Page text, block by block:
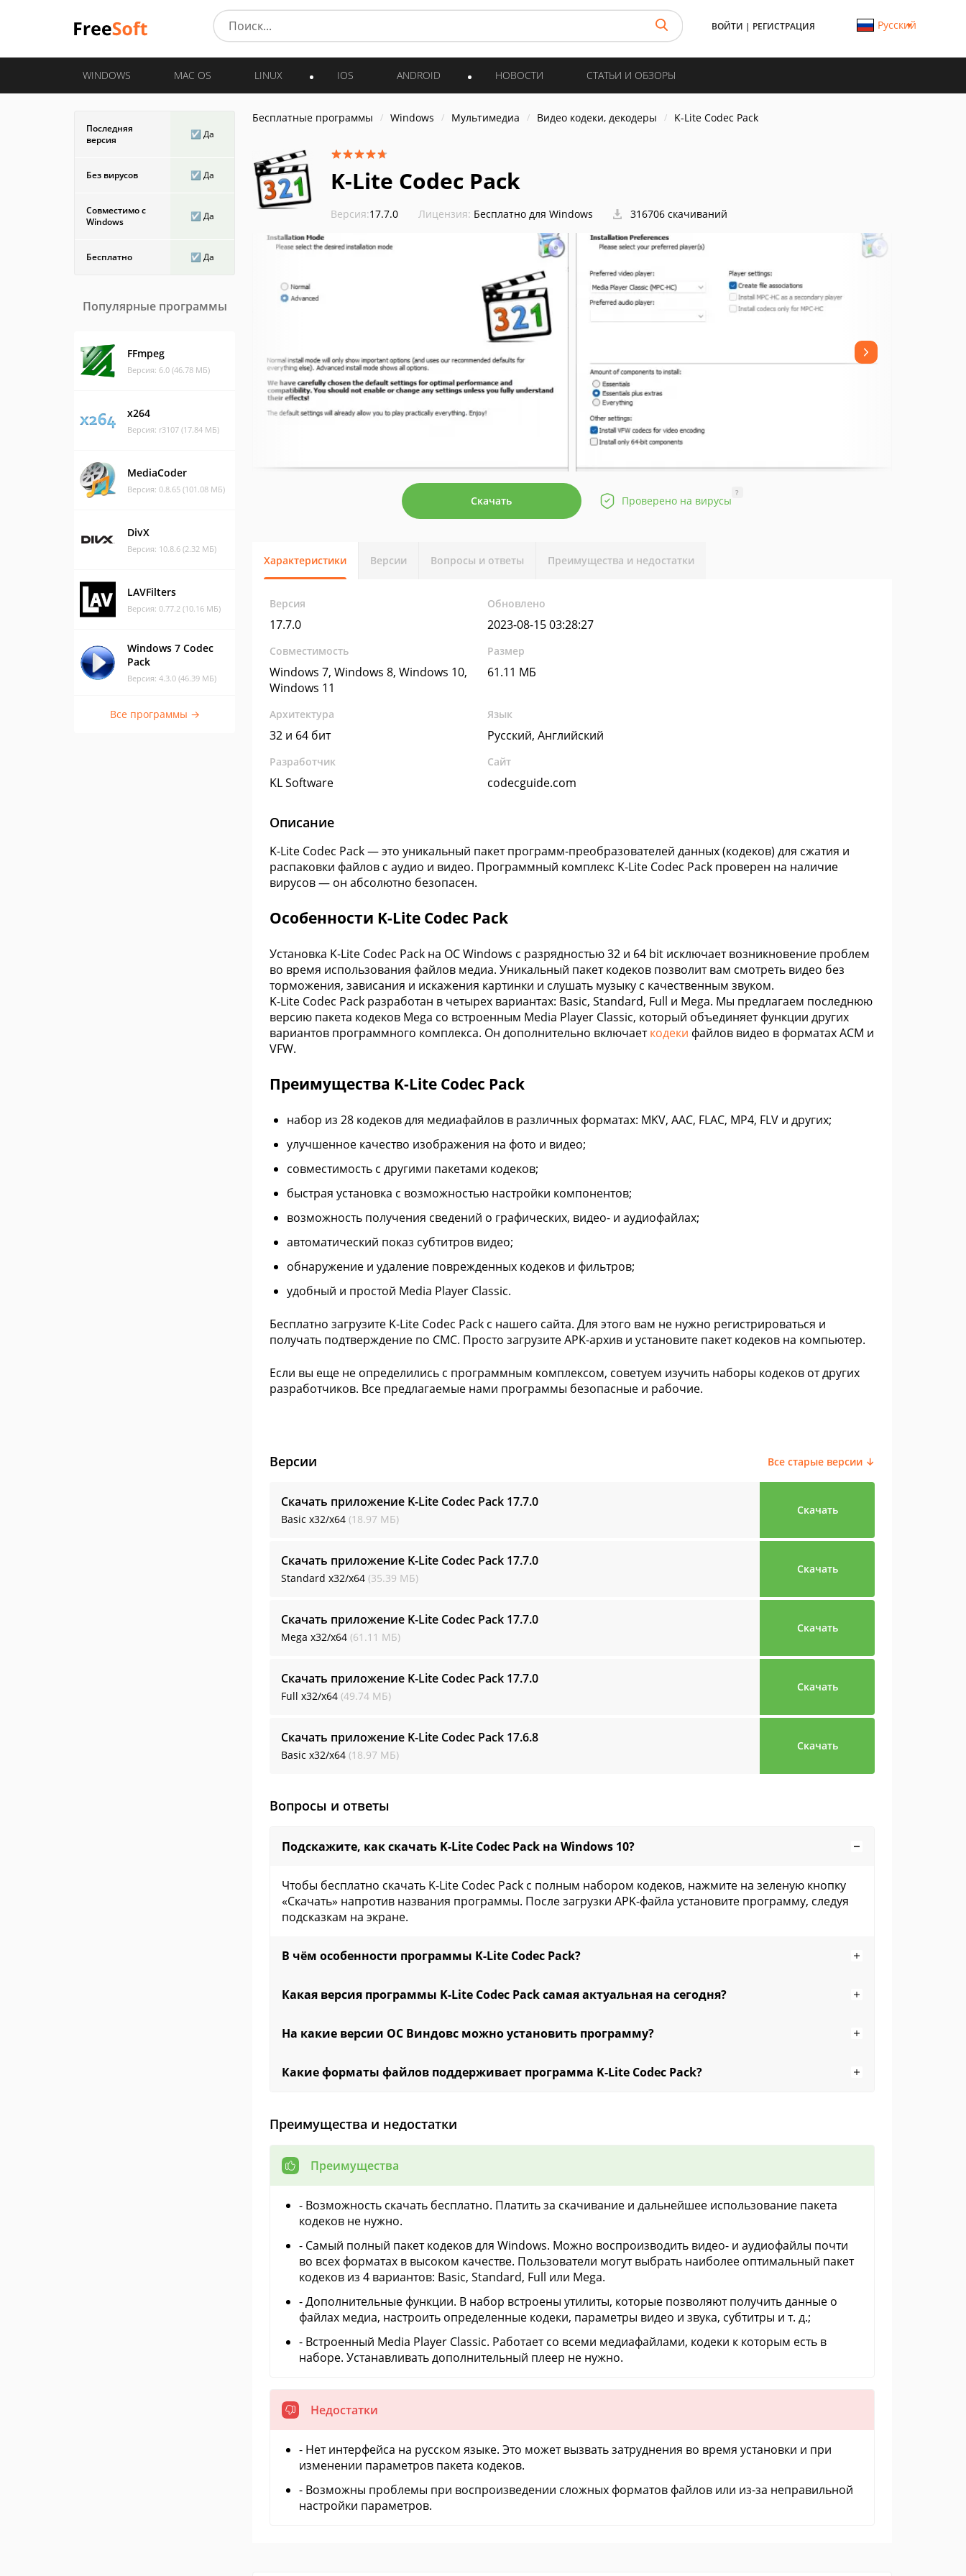
ВОЙТИ | РЕГИСТРАЦИЯ Русский
WINDOWS MAC OS LINUX IOS ANDROID НОВОСТИ СТАТЬИ И ОБЗОРЫ
Последняя
версия
☑️ Да
Без вирусов ☑️ Да
Совместимо с
Windows
☑️ Да
Бесплатно ☑️ Да
Популярные программы
FFmpeg
Версия: 6.0 (46.78 МБ)
x264
Версия: r3107 (17.84 МБ)
MediaCoder
Версия: 0.8.65 (101.08 МБ)
DivX
Версия: 10.8.6 (2.32 МБ)
LAVFilters
Версия: 0.77.2 (10.16 МБ)
Windows 7 Codec
Pack
Версия: 4.3.0 (46.39 МБ)
Все программы →
Бесплатные программы Windows Мультимедиа Видео кодеки, декодеры K-Lite Codec Pack
K-Lite Codec Pack
Версия:17.7.0 Лицензия: Бесплатно для Windows 316706 скачиваний
Скачать Проверено на вирусы
?
Характеристики Версии Вопросы и ответы Преимущества и недостатки
Версия
17.7.0
Обновлено
2023-08-15 03:28:27
Совместимость
Windows 7, Windows 8, Windows 10,
Windows 11
Размер
61.11 МБ
Архитектура
32 и 64 бит
Язык
Русский, Английский
Разработчик
KL Software
Сайт
codecguide.com
Описание
K-Lite Codec Pack — это уникальный пакет программ-преобразователей данных (кодеков) для сжатия и
распаковки файлов с аудио и видео. Программный комплекс K-Lite Codec Pack проверен на наличие
вирусов — он абсолютно безопасен.
Особенности K-Lite Codec Pack
Установка K-Lite Codec Pack на ОС Windows с разрядностью 32 и 64 bit исключает возникновение проблем
во время использования файлов медиа. Уникальный пакет кодеков позволит вам смотреть видео без
торможения, зависания и искажения картинки и слушать музыку с качественным звуком.
K-Lite Codec Pack разработан в четырех вариантах: Basic, Standard, Full и Mega. Мы предлагаем последнюю
версию пакета кодеков Mega со встроенным Media Player Classic, который объединяет функции других
вариантов программного комплекса. Он дополнительно включаеткодеки файлов видео в форматах ACM и
VFW.
Преимущества K-Lite Codec Pack
набор из 28 кодеков для медиафайлов в различных форматах: MKV, AAC, FLAC, MP4, FLV и других;
улучшенное качество изображения на фото и видео;
совместимость с другими пакетами кодеков;
быстрая установка с возможностью настройки компонентов;
возможность получения сведений о графических, видео- и аудиофайлах;
автоматический показ субтитров видео;
обнаружение и удаление поврежденных кодеков и фильтров;
удобный и простой Media Player Classic.
Бесплатно загрузите K-Lite Codec Pack с нашего сайта. Для этого вам не нужно регистрироваться и
получать подтверждение по СМС. Просто загрузите APK-архив и установите пакет кодеков на компьютер.
Если вы еще не определились с программным комплексом, советуем изучить наборы кодеков от других
разработчиков. Все предлагаемые нами программы безопасные и рабочие.
Версии Все старые версии ↓
Скачать приложение K-Lite Codec Pack 17.7.0
Basic x32/x64 (18.97 МБ)
Скачать
Скачать приложение K-Lite Codec Pack 17.7.0
Standard x32/x64 (35.39 МБ)
Скачать
Скачать приложение K-Lite Codec Pack 17.7.0
Mega x32/x64 (61.11 МБ)
Скачать
Скачать приложение K-Lite Codec Pack 17.7.0
Full x32/x64 (49.74 МБ)
Скачать
Скачать приложение K-Lite Codec Pack 17.6.8
Basic x32/x64 (18.97 МБ)
Скачать
Вопросы и ответы
Подскажите, как скачать K-Lite Codec Pack на Windows 10?
Чтобы бесплатно скачать K-Lite Codec Pack с полным набором кодеков, нажмите на зеленую кнопку
«Скачать» напротив названия программы. После загрузки APK-файла установите программу, следуя
подсказкам на экране.
В чём особенности программы K-Lite Codec Pack?
Какая версия программы K-Lite Codec Pack самая актуальная на сегодня?
На какие версии ОС Виндовс можно установить программу?
Какие форматы файлов поддерживает программа K-Lite Codec Pack?
Преимущества и недостатки
Преимущества
- Возможность скачать бесплатно. Платить за скачивание и дальнейшее использование пакета
кодеков не нужно.
- Самый полный пакет кодеков для Windows. Можно воспроизводить видео- и аудиофайлы почти
во всех форматах в высоком качестве. Пользователи могут выбрать наиболее оптимальный пакет
кодеков из 4 вариантов: Basic, Standard, Full или Mega.
- Дополнительные функции. В набор встроены утилиты, которые позволяют получить данные о
файлах медиа, настроить определенные кодеки, параметры видео и звука, субтитры и т. д.;
- Встроенный Media Player Classic. Работает со всеми медиафайлами, кодеки к которым есть в
наборе. Устанавливать дополнительный плеер не нужно.
Недостатки
- Нет интерфейса на русском языке. Это может вызвать затруднения во время установки и при
изменении параметров пакета кодеков.
- Возможны проблемы при воспроизведении сложных форматов файлов или из-за неправильной
настройки параметров.